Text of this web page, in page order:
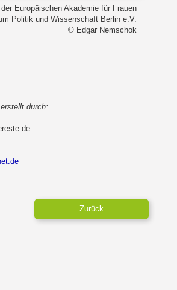
Europäischen Akademie für Frauen
Politik und Wissenschaft Berlin e.V.
© Edgar Nemschok
durch:
Zurück